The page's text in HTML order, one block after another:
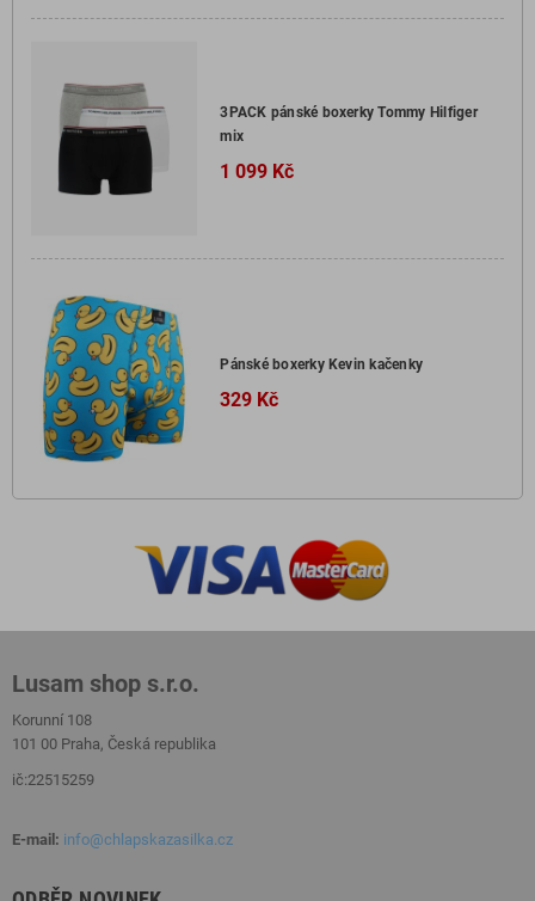
3PACK pánské boxerky Tommy Hilfiger
mix
1 099 Kč
Pánské boxerky Kevin kačenky
329 Kč
Lusam shop s.r.o.
Korunní 108
101 00 Praha, Česká republika
ič:22515259
E-mail: info@chlapskazasilka.cz